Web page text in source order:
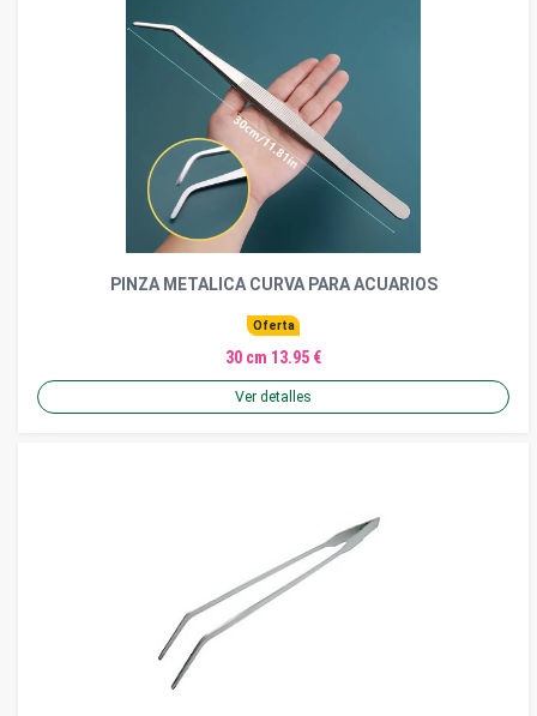
PINZA METALICA CURVA PARA ACUARIOS
Oferta
30 cm 13.95 €
Ver detalles